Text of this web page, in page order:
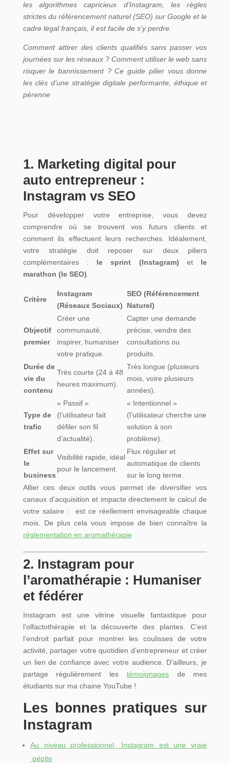
les algorithmes capricieux d’Instagram, les règles
strictes du référencement naturel (SEO) sur Google et le
cadre légal français, il est facile de s’y perdre.
Comment attirer des clients qualifiés sans passer vos
journées sur les réseaux ? Comment utiliser le web sans
risquer le bannissement ? Ce guide pilier vous donne
les clés d’une stratégie digitale performante, éthique et
pérenne
1. Marketing digital pour
auto entrepreneur :
Instagram vs SEO
Pour développer votre entreprise, vous devez
comprendre où se trouvent vos futurs clients et
comment ils effectuent leurs recherches. Idéalement,
votre stratégie doit reposer sur deux piliers
complémentaires : le sprint (Instagram) et le
marathon (le SEO)
Critère
Instagram
(Réseaux Sociaux)
SEO (Référencement
Naturel)
Objectif
premier
Créer une
communauté,
inspirer, humaniser
votre pratique.
Capter une demande
précise, vendre des
consultations ou
produits.
Durée de
vie du
contenu
Très courte (24 à 48
heures maximum).
Très longue (plusieurs
mois, voire plusieurs
années).
Type de
trafic
« Passif »
(l’utilisateur fait
défiler son fil
d’actualité).
« Intentionnel »
(l’utilisateur cherche une
solution à son
problème).
Effet sur
le
business
Visibilité rapide, idéal
pour le lancement.
Flux régulier et
automatique de clients
sur le long terme.
Allier ces deux outils vous permet de diversifier vos
canaux d’acquisition et impacte directement le calcul de
votre salaire : est ce réellement envisageable chaque
mois. De plus cela vous impose de bien connaître la
réglementation en aromathérapie
2. Instagram pour
l’aromathérapie : Humaniser
et fédérer
Instagram est une vitrine visuelle fantastique pour
l’olfactothérapie et la découverte des plantes. C’est
l’endroit parfait pour montrer les coulisses de votre
activité, partager votre quotidien d’entrepreneur et créer
un lien de confiance avec votre audience. D’ailleurs, je
partage régulièrement les témoignagesde mes
étudiants sur ma chaine YouTube !
Les bonnes pratiques sur
Instagram
Au niveau professionnel, Instagram est une vraie
pépite